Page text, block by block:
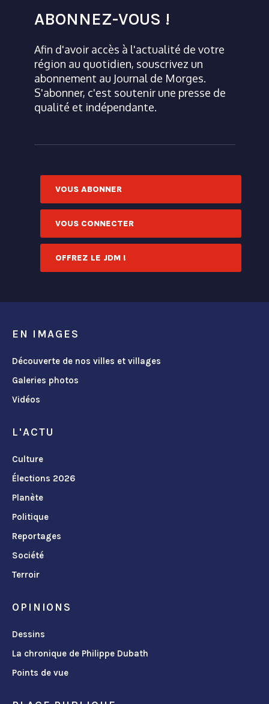
ABONNEZ-VOUS !
Afin d'avoir accès à l'actualité de votre
région au quotidien, souscrivez un
abonnement au Journal de Morges.
S'abonner, c'est soutenir une presse de
qualité et indépendante.
VOUS ABONNER
VOUS CONNECTER
OFFREZ LE JDM !
EN IMAGES
Découverte de nos villes et villages
Galeries photos
Vidéos
L'ACTU
Culture
Élections 2026
Planète
Politique
Reportages
Société
Terroir
OPINIONS
Dessins
La chronique de Philippe Dubath
Points de vue